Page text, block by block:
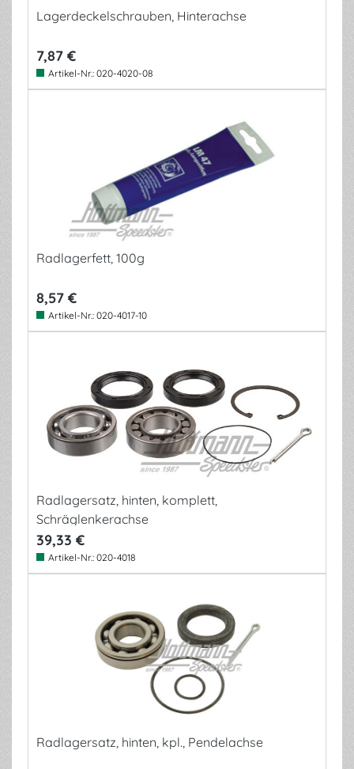
Lagerdeckelschrauben, Hinterachse
7,87 €
Artikel-Nr.: 020-4020-08
Radlagerfett, 100g
8,57 €
Artikel-Nr.: 020-4017-10
Radlagersatz, hinten, komplett,
Schräglenkerachse
39,33 €
Artikel-Nr.: 020-4018
Radlagersatz, hinten, kpl., Pendelachse